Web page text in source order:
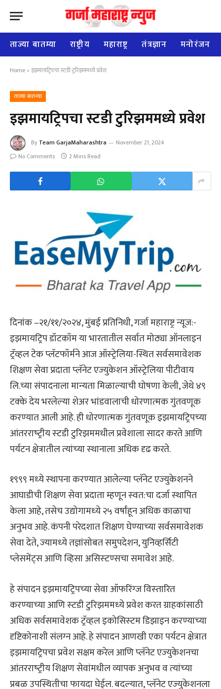
ताज्या बातम्या राष्ट्रीय महाराष्ट्र तंत्रज्ञान मनोरंजन
Home » इझमायट्रिपचा स्‍टडी टुरिझममध्‍ये प्रवेश
ताज्या बातम्या
इझमायट्रिपचा स्‍टडी टुरिझममध्‍ये प्रवेश
By Team GarjaMaharashtra
November 21, 2024
No Comments
2 Mins Read
दिनांक –२१/११/२०२४, मुंबई प्रतिनिधी, गर्जा महाराष्ट्र न्यूज:-
इझमायट्रिप डॉटकॉम या भारतातील सर्वात मोठ्या ऑनलाइन
ट्रॅव्‍हल टेक प्‍लॅटफॉर्मने आज ऑस्‍ट्रेलिया-स्थित सर्वसमावेशक
शिक्षण सेवा प्रदाता प्‍लॅनेट एज्‍युकेशन ऑस्‍ट्रेलिया पीटीवाय
लि.च्या संपादनाला मान्‍यता मिळाल्‍याची घोषणा केली, जेथे ४९
टक्‍के देय भरलेल्‍या शेअर भांडवालाची धोरणात्‍मक गुंतवणूक
करण्‍यात आली आहे. ही धोरणात्‍मक गुंतवणूक इझमायट्रिपच्‍या
आंतरराष्‍ट्रीय स्‍टडी टुरिझममधील प्रवेशाला सादर करते आणि
पर्यटन क्षेत्रातील त्‍यांच्‍या स्‍थानाला अधिक दृढ करते.
१९९९ मध्‍ये स्‍थापना करण्‍यात आलेल्‍या प्‍लॅनेट एज्‍युकेशनने
आघाडीची शिक्षण सेवा प्रदाता म्‍हणून स्‍वत:चा दर्जा स्‍थापित
केला आहे, तसेच उद्योगामध्‍ये २५ वर्षांहून अधिक काळाचा
अनुभव आहे. कंपनी परेदशात शिक्षण घेण्‍याच्‍या सर्वसमावेशक
सेवा देते, ज्‍यामध्‍ये तज्ञांसोबत समुपदेशन, युनिव्‍हर्सिटी
प्‍लेसमेंट्स आणि व्हिसा असिस्‍टण्सचा समावेश आहे.
हे संपादन इझमायट्रिपच्‍या सेवा ऑफरिंग्‍ज विस्‍तारित
करण्‍याच्‍या आणि स्‍टडी टुरिझममध्‍ये प्रवेश करत ग्राहकांसाठी
अधिक सर्वसमावेशक ट्रॅव्‍हल इकोसिस्‍टम डिझाइन करण्‍याच्‍या
दृष्टिकोनाशी संलग्‍न आहे. हे संपादन आणखी एका पर्यटन क्षेत्रात
इझमायट्रिपचा प्रवेश सक्षम करेल आणि प्‍लॅनेट एज्‍युकेशनचा
आंतरराष्‍ट्रीय शिक्षण सेवांमधील व्‍यापक अनुभव व त्‍यांच्‍या
प्रबळ उपस्थितीचा फायदा घेईल. बदल्‍यात, प्‍लॅनेट एज्‍युकेशनला